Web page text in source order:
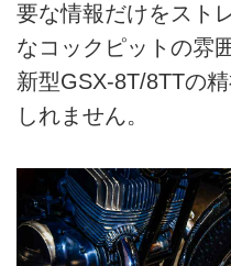
要な情報だけをスト
なコックピットの雰
新型GSX-8T/8TTの
しれません。